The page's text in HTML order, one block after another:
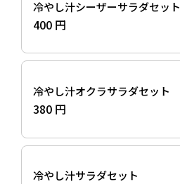
冷やし汁シーザーサラダセット
400 円
冷やし汁オクラサラダセット
380 円
冷やし汁サラダセット